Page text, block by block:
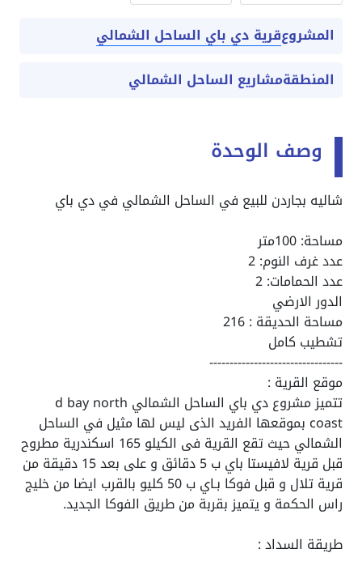
المشروعقرية دي باي الساحل الشمالي
المنطقةمشاريع الساحل الشمالي
وصف الوحدة
شاليه بجاردن للبيع في الساحل الشمالي في دي باي
مساحة: 100متر
عدد غرف النوم: 2
عدد الحمامات: 2
الدور الارضي
مساحة الحديقة : 216
تشطيب كامل
---------------------------------
موقع القرية :
تتميز مشروع دي باي الساحل الشمالي d bay north
coast بموقعها الفريد الذى ليس لها مثيل في الساحل
الشمالي حيث تقع القرية فى الكيلو 165 اسكندرية مطروح
قبل قرية لافيستا باي ب 5 دقائق و على بعد 15 دقيقة من
قرية تلال و قبل فوكا بـاي ب 50 كليو بالقرب ايضا من خليج
راس الحكمة و يتميز بقربة من طريق الفوكا الجديد.
طريقة السداد :